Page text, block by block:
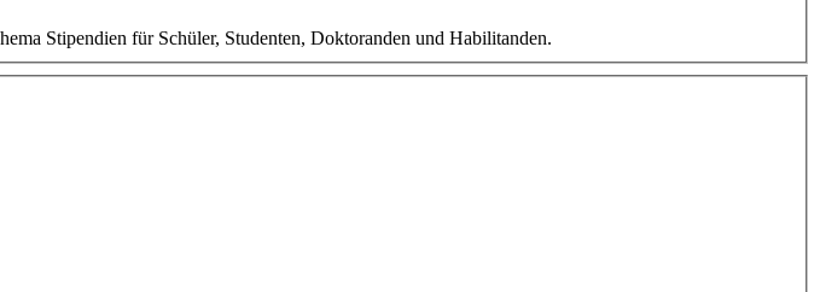
Stipendien für Schüler, Studenten, Doktoranden und Habilitanden.